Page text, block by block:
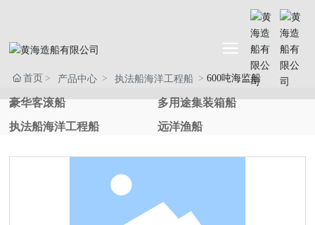
首页 产品中心 执法船海洋工程船 600吨海监船
豪华客滚船
多用途集装箱船
执法船海洋工程船
远洋渔船